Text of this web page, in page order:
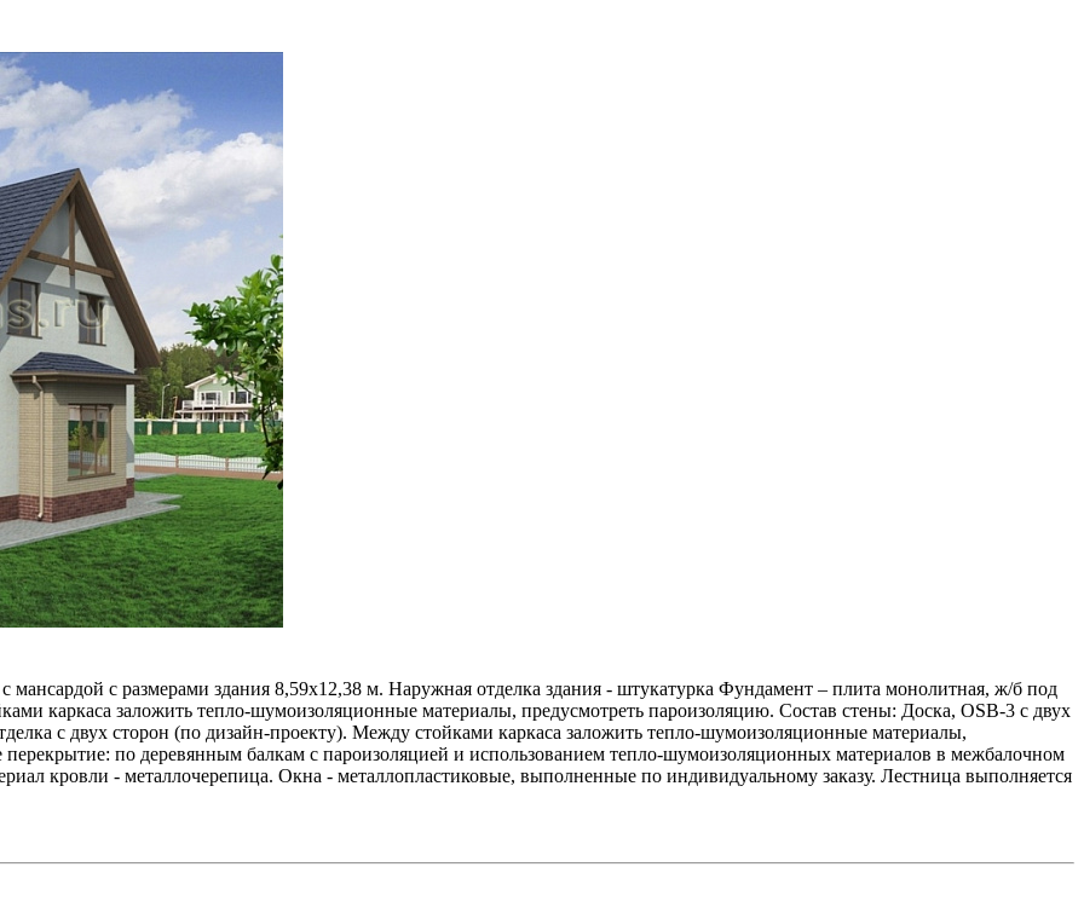
мансардой с размерами здания 8,59x12,38 м. Наружная отделка здания - штукатурка Фундамент – плита монолитная, ж/б под
каркаса заложить тепло-шумоизоляционные материалы, предусмотреть пароизоляцию. Состав стены: Доска, OSB-3 с двух
с двух сторон (по дизайн-проекту). Между стойками каркаса заложить тепло-шумоизоляционные материалы,
по деревянным балкам с пароизоляцией и использованием тепло-шумоизоляционных материалов в межбалочном
кровли - металлочерепица. Окна - металлопластиковые, выполненные по индивидуальному заказу. Лестница выполняется